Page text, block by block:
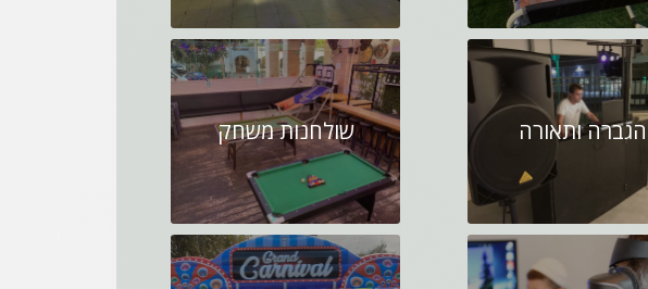
הגברה ותאורה שולחנות משחק